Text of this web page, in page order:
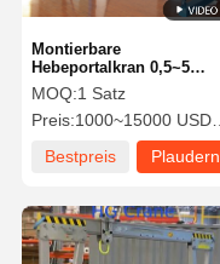
Montierbare
Hebeportalkran 0,5~5
Tonnen Hocheffizienter
Baustahl für den
Außenbereich
MOQ:1 Satz
Preis:1000~15000 USD/SET
Bestpreis
Plaudern